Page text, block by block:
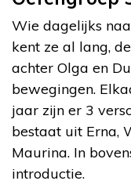
Wie dagelijks
kent ze al lang,
achter Olga en
bewegingen.
jaar zijn er 3
bestaat uit Erna,
Maurina. In
introductie.